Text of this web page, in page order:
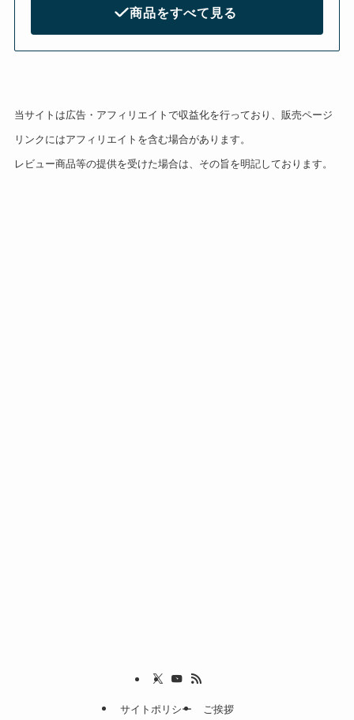
商品をすべて見る
当サイトは広告・アフィリエイトで収益化を行っており、販売ページ
リンクにはアフィリエイトを含む場合があります。
レビュー商品等の提供を受けた場合は、その旨を明記しております。
サイトポリシー ご挨拶